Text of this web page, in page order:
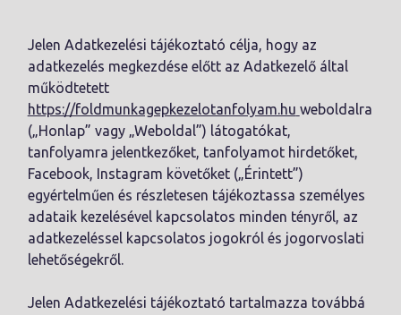
Jelen Adatkezelési tájékoztató célja, hogy az
adatkezelés megkezdése előtt az Adatkezelő által
működtetett
https://foldmunkagepkezelotanfolyam.hu weboldalra
(„Honlap” vagy „Weboldal”) látogatókat,
tanfolyamra jelentkezőket, tanfolyamot hirdetőket,
Facebook, Instagram követőket („Érintett”)
egyértelműen és részletesen tájékoztassa személyes
adataik kezelésével kapcsolatos minden tényről, az
adatkezeléssel kapcsolatos jogokról és jogorvoslati
lehetőségekről.
Jelen Adatkezelési tájékoztató tartalmazza továbbá